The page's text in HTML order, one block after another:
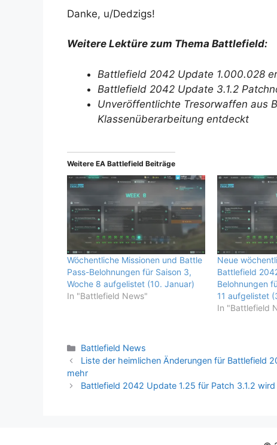
Danke, u/Dedzigs!
Weitere Lektüre zum Thema Battlefield:
Battlefield 2042 Update 1.000.028
Battlefield 2042 Update 3.1.2
Unveröffentlichte Tresorwaffen aus
Klassenüberarbeitung entdeckt
Weitere EA Battlefield Beiträge
Wöchentliche Missionen und Battle
Pass-Belohnungen für Saison 3,
Woche 8 aufgelistet (10. Januar)
In "Battlefield News"
Neue
Battlefield
Belohnungen
11 aufgelistet
In "Battlefield
Kategorien
Battlefield News
Liste der heimlichen Änderungen für Battlefield
mehr
Battlefield 2042 Update 1.25 für Patch 3.1.2